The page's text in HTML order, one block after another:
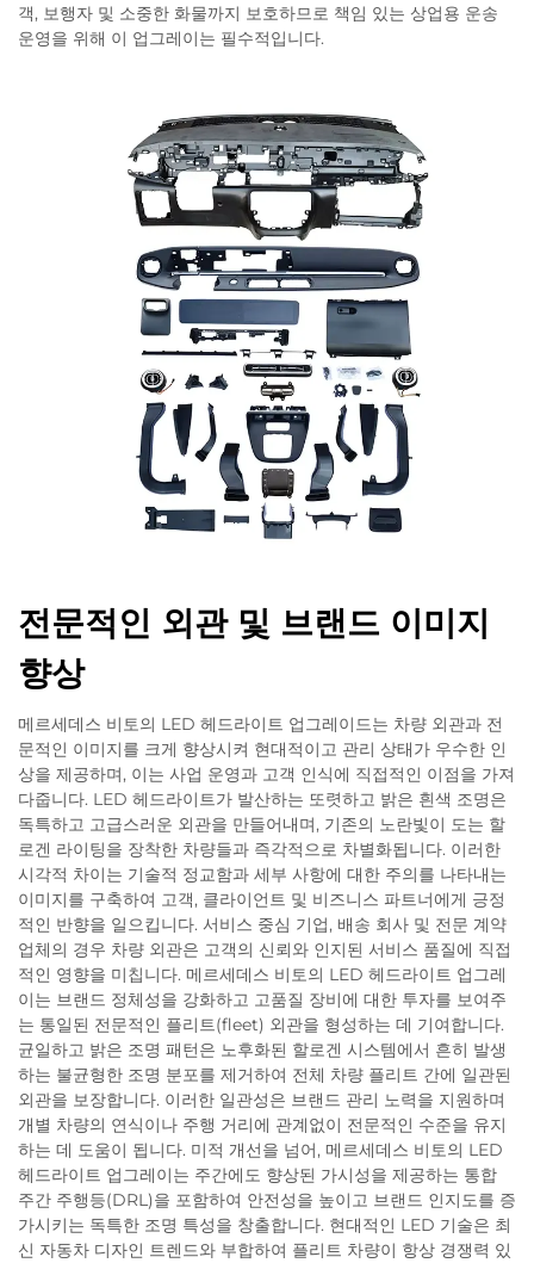
객, 보행자 및 소중한 화물까지 보호하므로 책임 있는 상업용 운송
운영을 위해 이 업그레이는 필수적입니다.
전문적인 외관 및 브랜드 이미지
향상
메르세데스 비토의 LED 헤드라이트 업그레이드는 차량 외관과 전
문적인 이미지를 크게 향상시켜 현대적이고 관리 상태가 우수한 인
상을 제공하며, 이는 사업 운영과 고객 인식에 직접적인 이점을 가져
다줍니다. LED 헤드라이트가 발산하는 또렷하고 밝은 흰색 조명은
독특하고 고급스러운 외관을 만들어내며, 기존의 노란빛이 도는 할
로겐 라이팅을 장착한 차량들과 즉각적으로 차별화됩니다. 이러한
시각적 차이는 기술적 정교함과 세부 사항에 대한 주의를 나타내는
이미지를 구축하여 고객, 클라이언트 및 비즈니스 파트너에게 긍정
적인 반향을 일으킵니다. 서비스 중심 기업, 배송 회사 및 전문 계약
업체의 경우 차량 외관은 고객의 신뢰와 인지된 서비스 품질에 직접
적인 영향을 미칩니다. 메르세데스 비토의 LED 헤드라이트 업그레
이는 브랜드 정체성을 강화하고 고품질 장비에 대한 투자를 보여주
는 통일된 전문적인 플리트(fleet) 외관을 형성하는 데 기여합니다.
균일하고 밝은 조명 패턴은 노후화된 할로겐 시스템에서 흔히 발생
하는 불균형한 조명 분포를 제거하여 전체 차량 플리트 간에 일관된
외관을 보장합니다. 이러한 일관성은 브랜드 관리 노력을 지원하며
개별 차량의 연식이나 주행 거리에 관계없이 전문적인 수준을 유지
하는 데 도움이 됩니다. 미적 개선을 넘어, 메르세데스 비토의 LED
헤드라이트 업그레이는 주간에도 향상된 가시성을 제공하는 통합
주간 주행등(DRL)을 포함하여 안전성을 높이고 브랜드 인지도를 증
가시키는 독특한 조명 특성을 창출합니다. 현대적인 LED 기술은 최
신 자동차 디자인 트렌드와 부합하여 플리트 차량이 항상 경쟁력 있